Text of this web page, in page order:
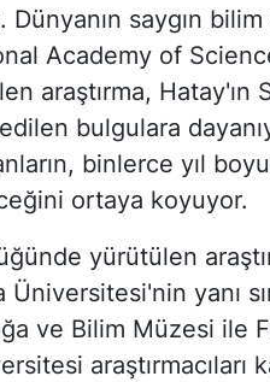
saygın
Academy of
araştırma, Hatay'ın
bulgulara
binlerce yıl
ortaya koyuyor.
yürütülen
yanı
ve Bilim Müzesi ile
araştırmacıları